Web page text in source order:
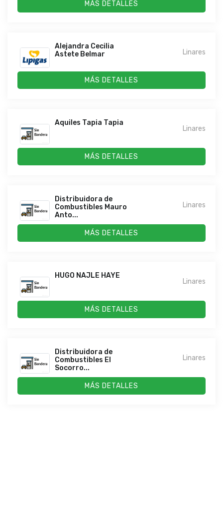
MÁS DETALLES
Alejandra Cecilia
Astete Belmar
Linares
MÁS DETALLES
Aquiles Tapia Tapia
Linares
MÁS DETALLES
Distribuidora de
Combustibles Mauro
Anto...
Linares
MÁS DETALLES
HUGO NAJLE HAYE
Linares
MÁS DETALLES
Distribuidora de
Combustibles El
Socorro...
Linares
MÁS DETALLES